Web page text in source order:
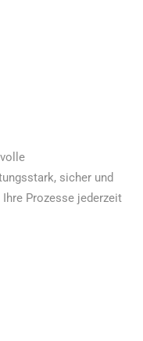
sicher und
Prozesse jederzeit